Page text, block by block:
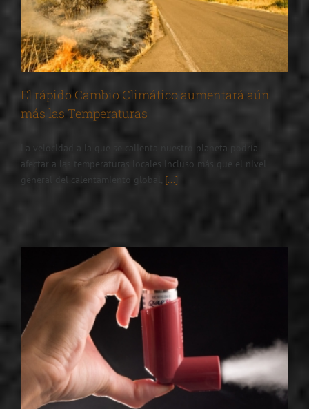
El rápido Cambio Climático aumentará aún
más las Temperaturas
La velocidad a la que se calienta nuestro planeta podría
afectar a las temperaturas locales incluso más que el nivel
general del calentamiento global, [...]